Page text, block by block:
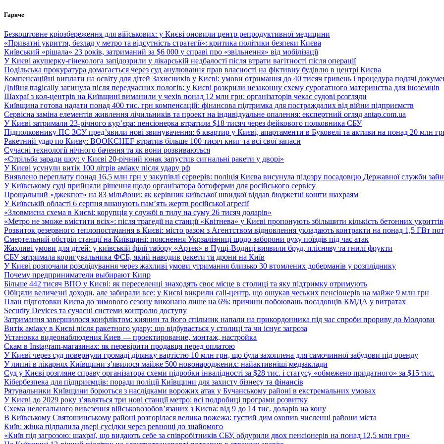
Перейти
вмісту
Гаряче
Безкоштовне кріозбереження для військових: у Києві оновили центр репродуктивної медицини
«Приватні укриття, безлад у метро та відсутність стратегії»: критика політики безпеки Києва
Київський «рішала» 23 років, затриманий за $6 000 у справі про «звільнення» від мобілізації
У Києві акушерку-гінеколога запідозрили у лікарській недбалості після втрати вагітності після операції
Подільська прокуратура домагається через суд анулювання прав власності на фіктивну будівлю в центрі Києва
Компенсаційні виплати на освіту для дітей Захисників у Києві: умови отримання до 40 тисяч гривень і процедура подачі
Двійня tragically загинула після передчасних пологів: у Києві розкрили незаконну схему сурогатного материнства для іноземців
Шахраї з кол-центрів на Київщині виманили у чехів понад 12 млн грн: організаторів чекає судові розгляди
Київщина готова надати понад 400 тис. грн компенсацій: фінансова підтримка для постраждалих від війни підприємств
Сервісна заміна елементів живлення лічильників та проект на індивідуальне опалення: експертний огляд antap.com.ua
У Києві затримали 23-річного кур’єра: пенсіонерка втратила $18 тисяч через фейкового полковника СБУ
Підполковнику ПС ЗСУ пред’явили нові звинувачення: 6 квартир у Києві, апартаменти в Буковелі та активи на понад 20 млн
Ракетний удар по Києву: BOOKCHEF втратив більше 100 тисяч книг та всі свої запаси
Сучасні технології нічного бачення та як вони розвиваються
«Стрільба заради шоу: у Києві 20-річний юнак запустив сигнальні ракети у дворі»
У Києві усунули витік 100 літрів аміаку після удару рф
Виявлено переплату понад 16,5 млн грн у закупівлі серверів: поліція Києва висунула підозру посадовцю Державної служби
У Київському суді прийняли рішення щодо організатора ботоферми для російського сервісу
Прощальний «джекпот» на 83 мільйони: як керівник київської швидкої віддав бюджетні кошти шахраям
У Київській області 6 серпня вшанують пам’ять жертв російської агресії
«Зловмисна схема в Києві: корупція у службі в тилу на суму 26 тисяч доларів»
«Метро не зможе вмістити всіх»: після трагедії на станції «Квітнева» у Києві пропонують збільшити кількість бетонних укриттів
Розвиток резервного теплопостачання в Києві: місто разом з Агентством відновлення укладають контракти на понад 1,5 ГВт
Смертельний обстріл станції на Київщині: пояснення Укрзалізниці щодо заборони руху поїздів під час атак
Жахливі умови для дітей: у київській філії табору «Артек» в Пущі-Водиці виявили бруд, плісняву та гнилі фрукти
СБУ затримала коригувальника ФСБ, який наводив ракети та дрони на Київ
У Києві розпочали розслідування через жахливі умови утримання близько 30 втомлених доберманів у розпліднику
Почему предприниматели выбирают Кипр
Більше 442 тисяч ВПО у Києві: як переселенці знаходять своє місце в столиці та яку підтримку отримують
Обіцяли величезні доходи, але забирали все: у Києві викрили call-центр, що ошукав чеських пенсіонерів на майже 9 млн грн
План підготовки Києва до зимового сезону виконано лише на 6%: причини побоювань посадовців КМДА у витратах
Security Devices та сучасні системи контролю доступу
Затримання завершилося конфліктом: киянин та його спільник напали на прикордонника під час спроби прориву до Молдови
Витік аміаку в Києві після ракетного удару: що відбувається у столиці та чи існує загроза
Установка видеонаблюдения Киев — проектирование, монтаж, настройка
Скам в Instagram-магазинах: як перевірити продавця перед оплатою
У Києві через суд повернули громаді ділянку вартістю 10 млн грн, що була захоплена для самочинної забудови під оренду
У липні в лікарнях Київщини з’явилося майже 500 новонароджених: найактивніші медзаклади
Суд у Києві розгляне справу організатора схеми підробки інвалідності за $28 тис. і статусу «обмежено придатного» за $15 тис.
Кібербезпека для підприємців: поради поліції Київщини для захисту бізнесу та фінансів
Рятувальники Київщини борються з наслідками ворожих атак у Бучанському районі в екстремальних умовах
У Києві до 2029 року з’являться три нові станції метро: всі подробиці програми розвитку
Схема нелегального вивезення військовозобов’язаних з Києва: від 9 до 14 тис. доларів на кону
В Київському Святошинському районі розгорілася велика пожежа: густий дим охопив численні райони міста
Київ: жінка підпалила двері сусідки через ревнощі до знайомого
«Київ під загрозою: шахраї, що видають себе за співробітників СБУ, обдурили двох пенсіонерів на понад 12,5 млн грн»